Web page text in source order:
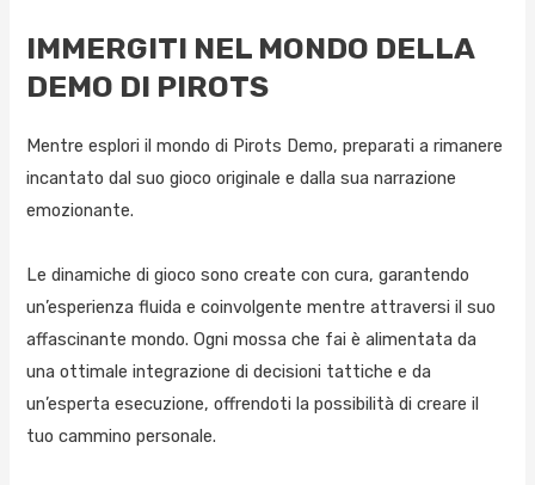
IMMERGITI NEL MONDO DELLA
DEMO DI PIROTS
Mentre esplori il mondo di Pirots Demo, preparati a rimanere
incantato dal suo gioco originale e dalla sua narrazione
emozionante.
Le dinamiche di gioco sono create con cura, garantendo
un’esperienza fluida e coinvolgente mentre attraversi il suo
affascinante mondo. Ogni mossa che fai è alimentata da
una ottimale integrazione di decisioni tattiche e da
un’esperta esecuzione, offrendoti la possibilità di creare il
tuo cammino personale.